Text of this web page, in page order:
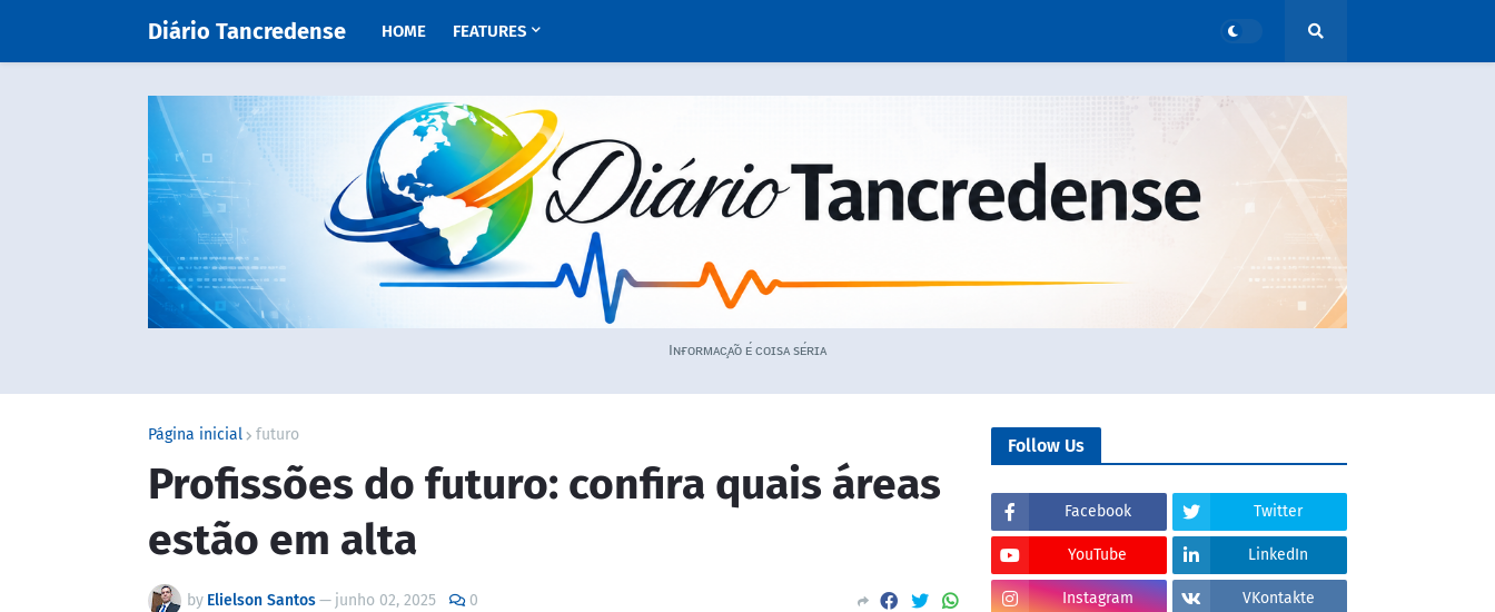
Diário Tancredense HOME FEATURES
Iɴғᴏʀᴍᴀᴄ̧ᴀ̃ᴏ ᴇ́ ᴄᴏɪsᴀ sᴇ́ʀɪᴀ
Página inicial futuro
Profissões do futuro: confira quais áreas
estão em alta
by Elielson Santos— junho 02, 2025 0
Follow Us
Facebook Twitter
YouTube LinkedIn
Instagram VKontakte